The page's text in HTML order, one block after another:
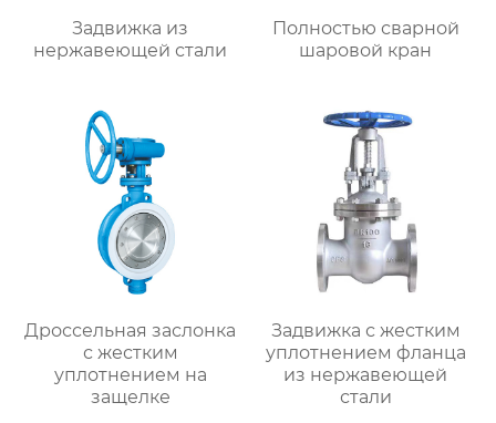
Задвижка из
нержавеющей стали
Полностью сварной
шаровой кран
Дроссельная заслонка
с жестким
уплотнением на
защелке
Задвижка с жестким
уплотнением фланца
из нержавеющей
стали